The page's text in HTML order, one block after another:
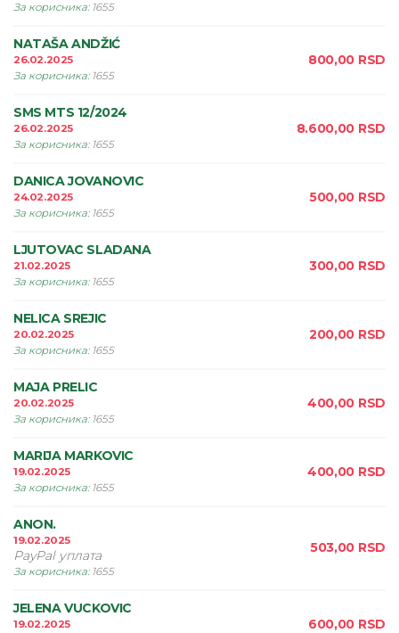
За корисника: 1655
NATAŠA ANDŽIĆ
26.02.2025
За корисника: 1655
800,00 RSD
SMS MTS 12/2024
26.02.2025
За корисника: 1655
8.600,00 RSD
DANICA JOVANOVIC
24.02.2025
За корисника: 1655
500,00 RSD
LJUTOVAC SLADANA
21.02.2025
За корисника: 1655
300,00 RSD
NELICA SREJIC
20.02.2025
За корисника: 1655
200,00 RSD
MAJA PRELIC
20.02.2025
За корисника: 1655
400,00 RSD
MARIJA MARKOVIC
19.02.2025
За корисника: 1655
400,00 RSD
ANON.
19.02.2025
PayPal уплата
За корисника: 1655
503,00 RSD
JELENA VUCKOVIC
19.02.2025
600,00 RSD